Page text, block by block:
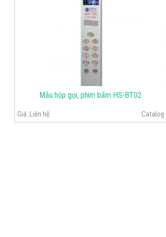
Mẫu hộp gọi, phím bấm HS-BT02
Giá: Liên hệ Catalog